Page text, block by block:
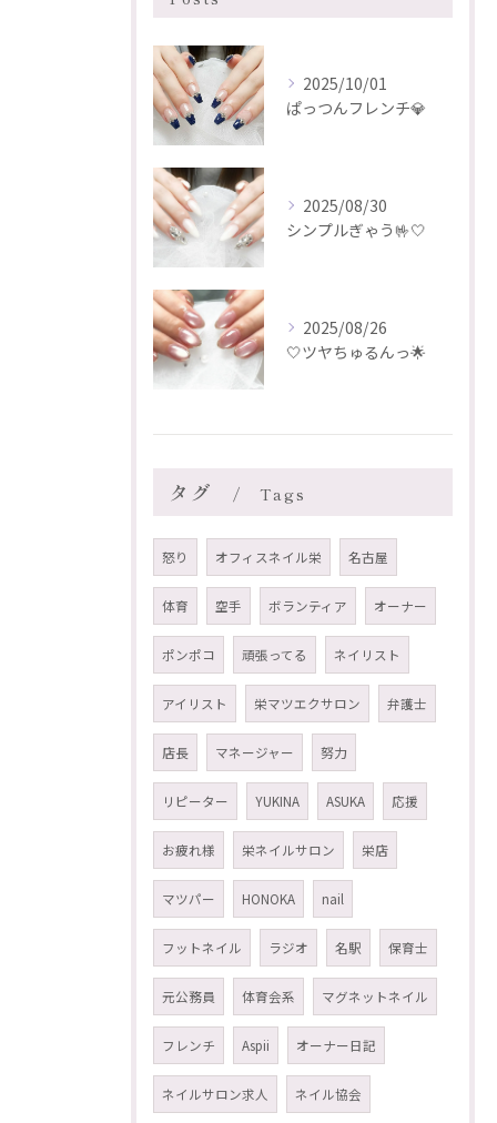
2025/10/01
ぱっつんフレンチ💎
2025/08/30
シンプルぎゃう🤟🤍
2025/08/26
🤍ツヤちゅるんっ🌟
タグ Tags
怒り オフィスネイル栄 名古屋
体育 空手 ボランティア オーナー
ポンポコ 頑張ってる ネイリスト
アイリスト 栄マツエクサロン 弁護士
店長 マネージャー 努力
リピーター YUKINA ASUKA 応援
お疲れ様 栄ネイルサロン 栄店
マツパー HONOKA nail
フットネイル ラジオ 名駅 保育士
元公務員 体育会系 マグネットネイル
フレンチ Aspii オーナー日記
ネイルサロン求人 ネイル協会